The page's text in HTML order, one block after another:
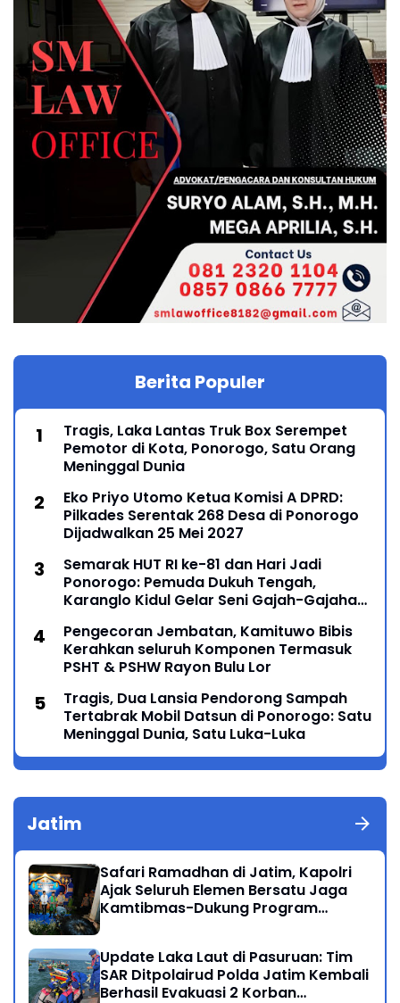
Berita Populer
Tragis, Laka Lantas Truk Box Serempet
Pemotor di Kota, Ponorogo, Satu Orang
Meninggal Dunia
Eko Priyo Utomo Ketua Komisi A DPRD:
Pilkades Serentak 268 Desa di Ponorogo
Dijadwalkan 25 Mei 2027
Semarak HUT RI ke-81 dan Hari Jadi
Ponorogo: Pemuda Dukuh Tengah,
Karanglo Kidul Gelar Seni Gajah-Gajahan,
Pengecoran Jembatan, Kamituwo Bibis
Kerahkan seluruh Komponen Termasuk
PSHT & PSHW Rayon Bulu Lor
Tragis, Dua Lansia Pendorong Sampah
Tertabrak Mobil Datsun di Ponorogo: Satu
Meninggal Dunia, Satu Luka-Luka
Jatim
Safari Ramadhan di Jatim, Kapolri
Ajak Seluruh Elemen Bersatu Jaga
Kamtibmas-Dukung Program
Update Laka Laut di Pasuruan: Tim
SAR Ditpolairud Polda Jatim Kembali
Berhasil Evakuasi 2 Korban